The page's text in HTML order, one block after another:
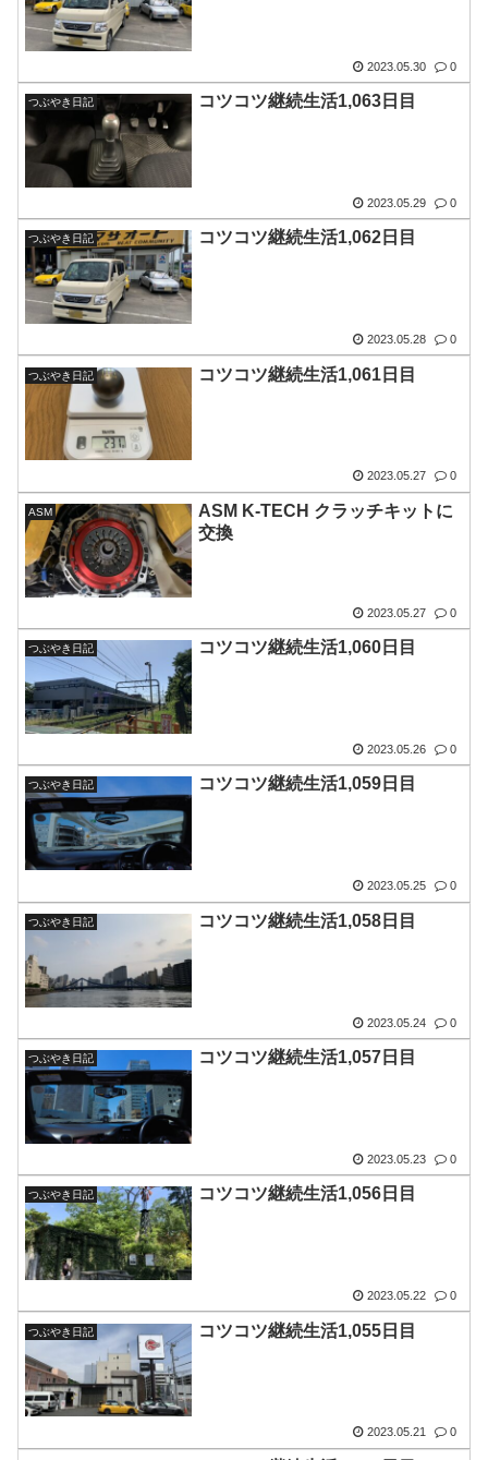
2023.05.30 0
つぶやき日記 コツコツ継続生活1,063日目
2023.05.29 0
つぶやき日記 コツコツ継続生活1,062日目
2023.05.28 0
つぶやき日記 コツコツ継続生活1,061日目
2023.05.27 0
ASM
ASM K-TECH クラッチキットに
交換
2023.05.27 0
つぶやき日記 コツコツ継続生活1,060日目
2023.05.26 0
つぶやき日記 コツコツ継続生活1,059日目
2023.05.25 0
つぶやき日記 コツコツ継続生活1,058日目
2023.05.24 0
つぶやき日記 コツコツ継続生活1,057日目
2023.05.23 0
つぶやき日記 コツコツ継続生活1,056日目
2023.05.22 0
つぶやき日記 コツコツ継続生活1,055日目
2023.05.21 0